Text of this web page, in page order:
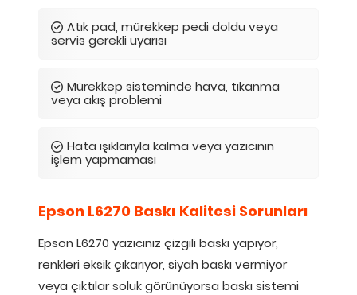
Atık pad, mürekkep pedi doldu veya
servis gerekli uyarısı
Mürekkep sisteminde hava, tıkanma
veya akış problemi
Hata ışıklarıyla kalma veya yazıcının
işlem yapmaması
Epson L6270 Baskı Kalitesi Sorunları
Epson L6270 yazıcınız çizgili baskı yapıyor,
renkleri eksik çıkarıyor, siyah baskı vermiyor
veya çıktılar soluk görünüyorsa baskı sistemi